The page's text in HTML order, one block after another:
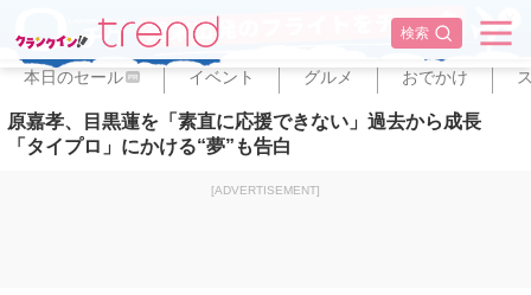
検索
✕
本日のセール PR イベント グルメ おでかけ
原嘉孝、目黒蓮を「素直に応援できない」過去から成長
「タイプロ」にかける“夢”も告白
[ADVERTISEMENT]